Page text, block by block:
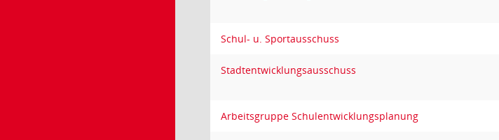
Schul- u. Sportausschuss
Stadtentwicklungsausschuss
Arbeitsgruppe Schulentwicklungsplanung